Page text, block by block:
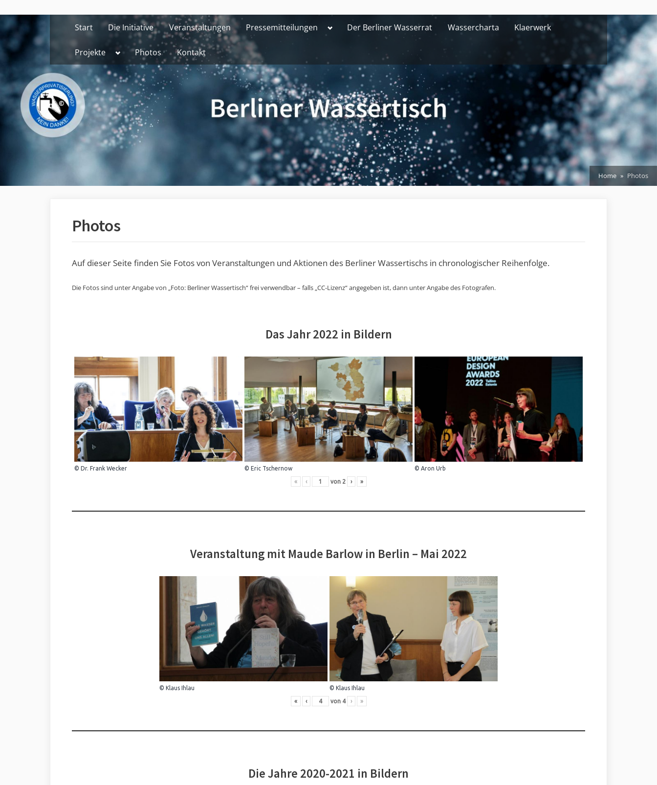
to
content
Start Die Initiative Veranstaltungen Pressemitteilungen ToggleDer Berliner Wasserrat Wassercharta Klaerwerk
Projekte Toggle
menu
Photos Kontakt
Home Photos
Photos
Auf dieser Seite finden Sie Fotos von Veranstaltungen und Aktionen des Berliner Wassertischs in chronologischer Reihenfolge.
Die Fotos sind unter Angabe von „Foto: Berliner Wassertisch“ frei verwendbar – falls „CC-Lizenz“ angegeben ist, dann unter Angabe des Fotografen.
Das Jahr 2022 in Bildern
© Dr. Frank Wecker © Eric Tschernow © Aron Urb
« ‹ von 2 › »
Veranstaltung mit Maude Barlow in Berlin – Mai 2022
© Klaus Ihlau © Klaus Ihlau
« ‹ von 4 › »
Die Jahre 2020-2021 in Bildern